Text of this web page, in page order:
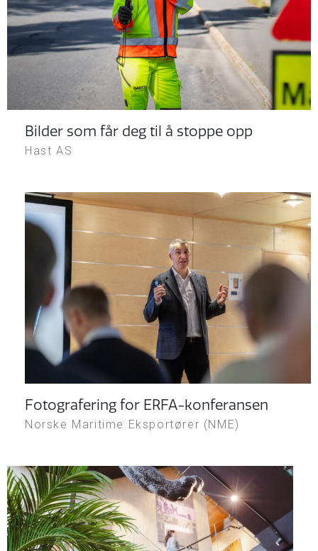
Bilder som får deg til å stoppe opp
Hast AS
Fotografering for ERFA-konferansen
Norske Maritime Eksportører (NME)